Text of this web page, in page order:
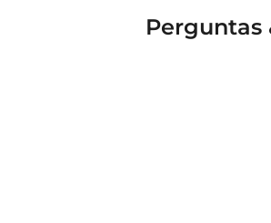
Perguntas